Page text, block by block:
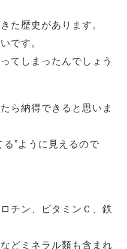
た歴史があります。
です。
てしまったんでしょう
ら納得できると思いま
”ように見えるので
チン、ビタミンＣ、鉄
どミネラル類も含まれ